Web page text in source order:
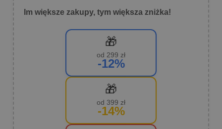
Im większe zakupy, tym większa zniżka!
🎁
od 299 zł
-12%
🎁
od 399 zł
-14%